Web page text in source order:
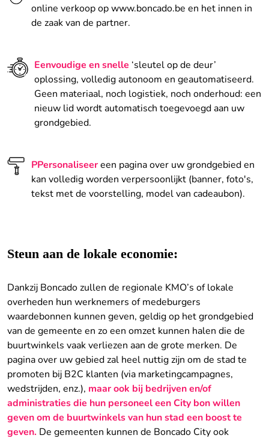
online verkoop op www.boncado.be en het innen in
de zaak van de partner.
Eenvoudige en snelle ‘sleutel op de deur’
oplossing, volledig autonoom en geautomatiseerd.
Geen materiaal, noch logistiek, noch onderhoud: een
nieuw lid wordt automatisch toegevoegd aan uw
grondgebied.
PPersonaliseereen pagina over uw grondgebied en
kan volledig worden verpersoonlijkt (banner, foto's,
tekst met de voorstelling, model van cadeaubon).
Steun aan de lokale economie:
Dankzij Boncado zullen de regionale KMO’s of lokale
overheden hun werknemers of medeburgers
waardebonnen kunnen geven, geldig op het grondgebied
van de gemeente en zo een omzet kunnen halen die de
buurtwinkels vaak verliezen aan de grote merken. De
pagina over uw gebied zal heel nuttig zijn om de stad te
promoten bij B2C klanten (via marketingcampagnes,
wedstrijden, enz.), maar ook bij bedrijven en/of
administraties die hun personeel een City bon willen
geven om de buurtwinkels van hun stad een boost te
geven. De gemeenten kunnen de Boncado City ook